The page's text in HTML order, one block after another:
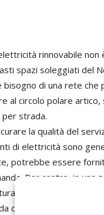
rinnovabile non
spazi soleggiati del
bisogno di una rete
al circolo polare
strada.
la qualità del
di elettricità sono
potrebbe essere
Per contro, in una
Di conseguenza la
che non sono